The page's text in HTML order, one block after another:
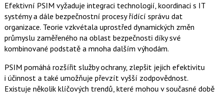
Efektivní PSIM vyžaduje integraci technologií, koordinaci s IT
systémy a dále bezpečnostní procesy řídící správu dat
organizace. Teorie vzkvétala uprostřed dynamických změn
průmyslu zaměřeného na oblast bezpečnosti díky své
kombinované podstatě a mnoha dalším výhodám.
PSIM pomáhá rozšířit služby ochrany, zlepšit jejich efektivitu
i účinnost a také umožňuje převzít vyšší zodpovědnost.
Existuje několik klíčových trendů, které mohou v současné době